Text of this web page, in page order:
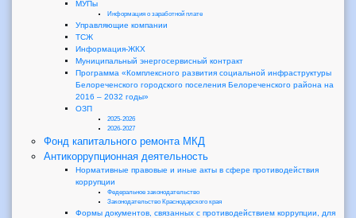
МУПы
Информация о заработной плате
Управляющие компании
ТСЖ
Информация-ЖКХ
Муниципальный энергосервисный контракт
Программа «Комплексного развития социальной инфраструктуры
Белореченского городского поселения Белореченского района на
2016 – 2032 годы»
ОЗП
2025-2026
2026-2027
Фонд капитального ремонта МКД
Антикоррупционная деятельность
Нормативные правовые и иные акты в сфере противодействия
коррупции
Федеральное законодательство
Законодательство Краснодарского края
Формы документов, связанных с противодействием коррупции, для